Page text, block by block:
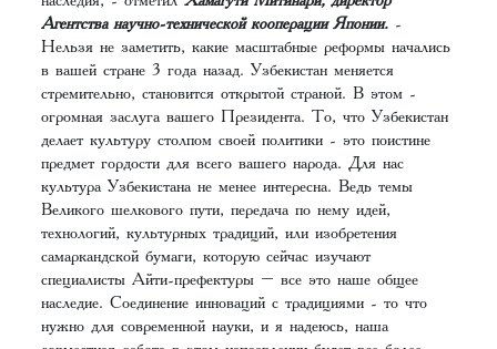
Агентства научно-технической кооперации Японии. -
Нельзя не заметить, какие масштабные реформы начались
в вашей стране 3 года назад. Узбекистан меняется
стремительно, становится открытой страной. В этом -
огромная заслуга вашего Президента. То, что Узбекистан
делает культуру столпом своей политики - это поистине
предмет гордости для всего вашего народа. Для нас
культура Узбекистана не менее интересна. Ведь темы
Великого шелкового пути, передача по нему идей,
технологий, культурных традиций, или изобретения
самаркандской бумаги, которую сейчас изучают
специалисты Айти-префектуры – все это наше общее
наследие. Соединение инноваций с традициями - то что
нужно для современной науки, и я надеюсь, наша